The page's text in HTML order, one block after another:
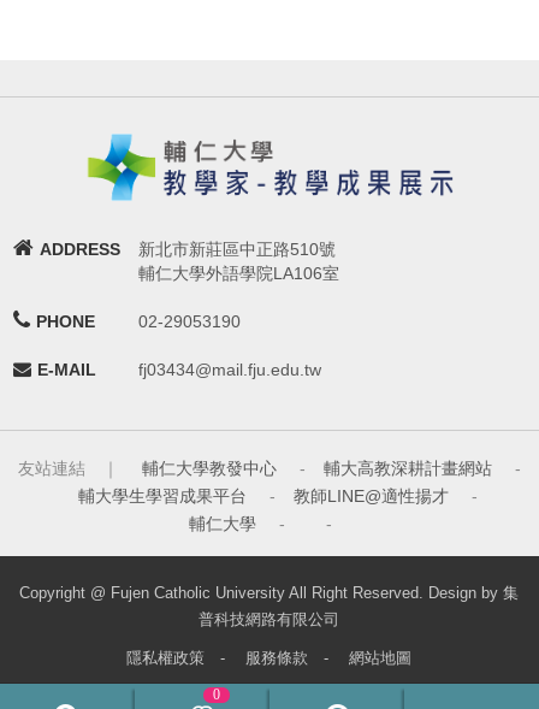
0
ADDRESS
新北市新莊區中正路510號
輔仁大學外語學院LA106室
PHONE 02-29053190
E-MAIL fj03434@mail.fju.edu.tw
友站連結 ｜ 輔仁大學教發中心 - 輔大高教深耕計畫網站
-
輔大學生學習成果平台
- 教師LINE@適性揚才
-
輔仁大學
- -
Copyright @ Fujen Catholic University All Right Reserved. Design by 集
普科技網路有限公司
隱私權政策 - 服務條款 -網站地圖